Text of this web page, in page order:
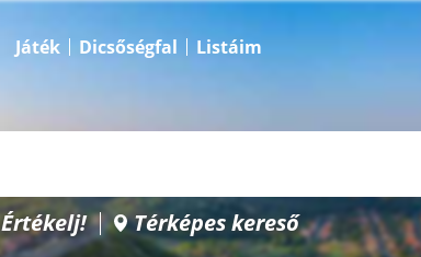
Játék Dicsőségfal Listáim
Értékelj! Térképes kereső